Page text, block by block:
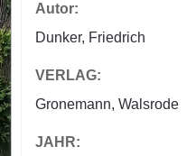
Autor:
Dunker, Friedrich
VERLAG:
Gronemann, Walsrode
JAHR: